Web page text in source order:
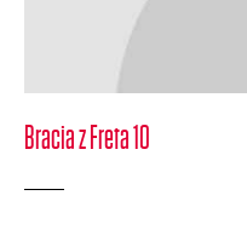
Bracia z Freta 10